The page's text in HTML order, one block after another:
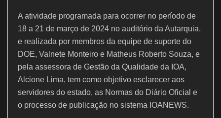
A atividade programada para ocorrer no período de
18 a 21 de março de 2024 no auditório da Autarquia,
e realizada por membros da equipe de suporte do
DOE, Valnete Monteiro e Matheus Roberto Souza, e
pela assessora de Gestão da Qualidade da IOA,
Alcione Lima, tem como objetivo esclarecer aos
servidores do estado, as Normas do Diário Oficial e
o processo de publicação no sistema IOANEWS.